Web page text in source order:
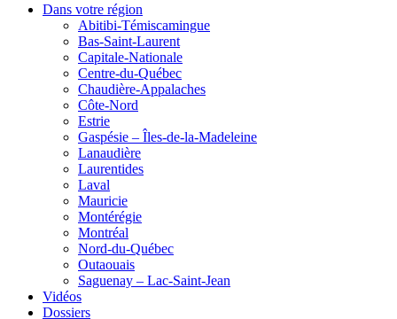
Dans votre région
Abitibi-Témiscamingue
Bas-Saint-Laurent
Capitale-Nationale
Centre-du-Québec
Chaudière-Appalaches
Côte-Nord
Estrie
Gaspésie – Îles-de-la-Madeleine
Lanaudière
Laurentides
Laval
Mauricie
Montérégie
Montréal
Nord-du-Québec
Outaouais
Saguenay – Lac-Saint-Jean
Vidéos
Dossiers